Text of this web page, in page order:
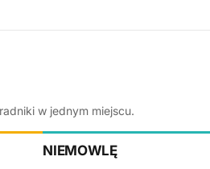
w jednym miejscu.
NIEMOWLĘ